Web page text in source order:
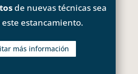
de nuevas técnicas sea
estancamiento.
más información